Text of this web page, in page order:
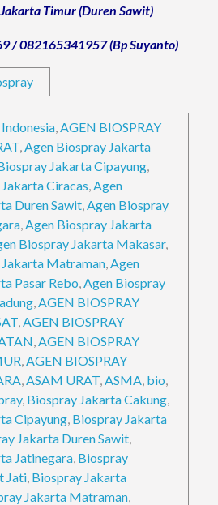
Timur (Duren Sawit)
/ 082165341957 (Bp Suyanto)
,AGEN BIOSPRAY
,Agen Biospray Jakarta
Jakarta Cipayung,
Ciracas,Agen
Duren Sawit,Agen Biospray
,Agen Biospray Jakarta
Biospray Jakarta Makasar,
Matraman,Agen
Pasar Rebo,Agen Biospray
,AGEN BIOSPRAY
,AGEN BIOSPRAY
,AGEN BIOSPRAY
,AGEN BIOSPRAY
,ASAM URAT,ASMA, bio,
, Biospray Jakarta Cakung,
Cipayung, Biospray Jakarta
Jakarta Duren Sawit,
Jatinegara, Biospray
Jati, Biospray Jakarta
Jakarta Matraman,